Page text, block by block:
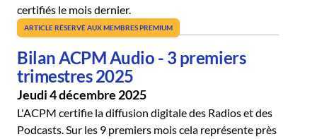
certifiés le mois dernier.
ARTICLE RÉSERVÉ AUX MEMBRES PREMIUM
Jeudi 4 décembre 2025
Bilan ACPM Audio - 3 premiers
trimestres 2025
L'ACPM certifie la diffusion digitale des Radios et des
Podcasts. Sur les 9 premiers mois cela représente près